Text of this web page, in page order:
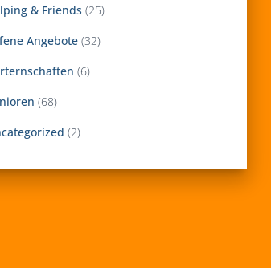
& Friends (25)
Angebote(32)
(6)
(68)
(2)